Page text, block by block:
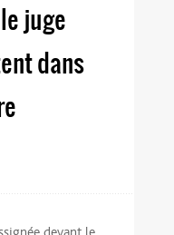
juge
dans